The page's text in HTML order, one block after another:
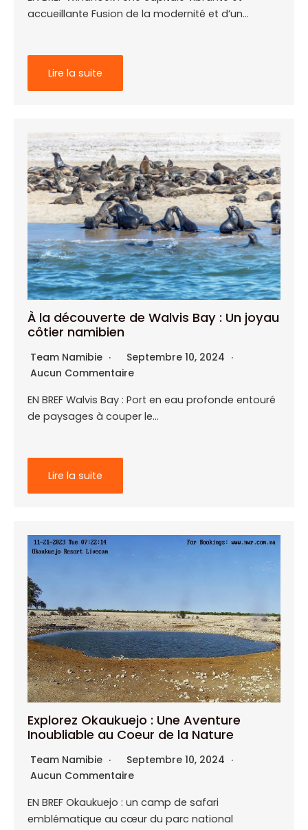
accueillante Fusion de la modernité et d’un…
Lire la suite
À la découverte de Walvis Bay : Un joyau
côtier namibien
Team Namibie
Septembre 10, 2024
Aucun Commentaire
EN BREF Walvis Bay : Port en eau profonde entouré
de paysages à couper le…
Lire la suite
Explorez Okaukuejo : Une Aventure
Inoubliable au Coeur de la Nature
Team Namibie
Septembre 10, 2024
Aucun Commentaire
EN BREF Okaukuejo : un camp de safari
emblématique au cœur du parc national